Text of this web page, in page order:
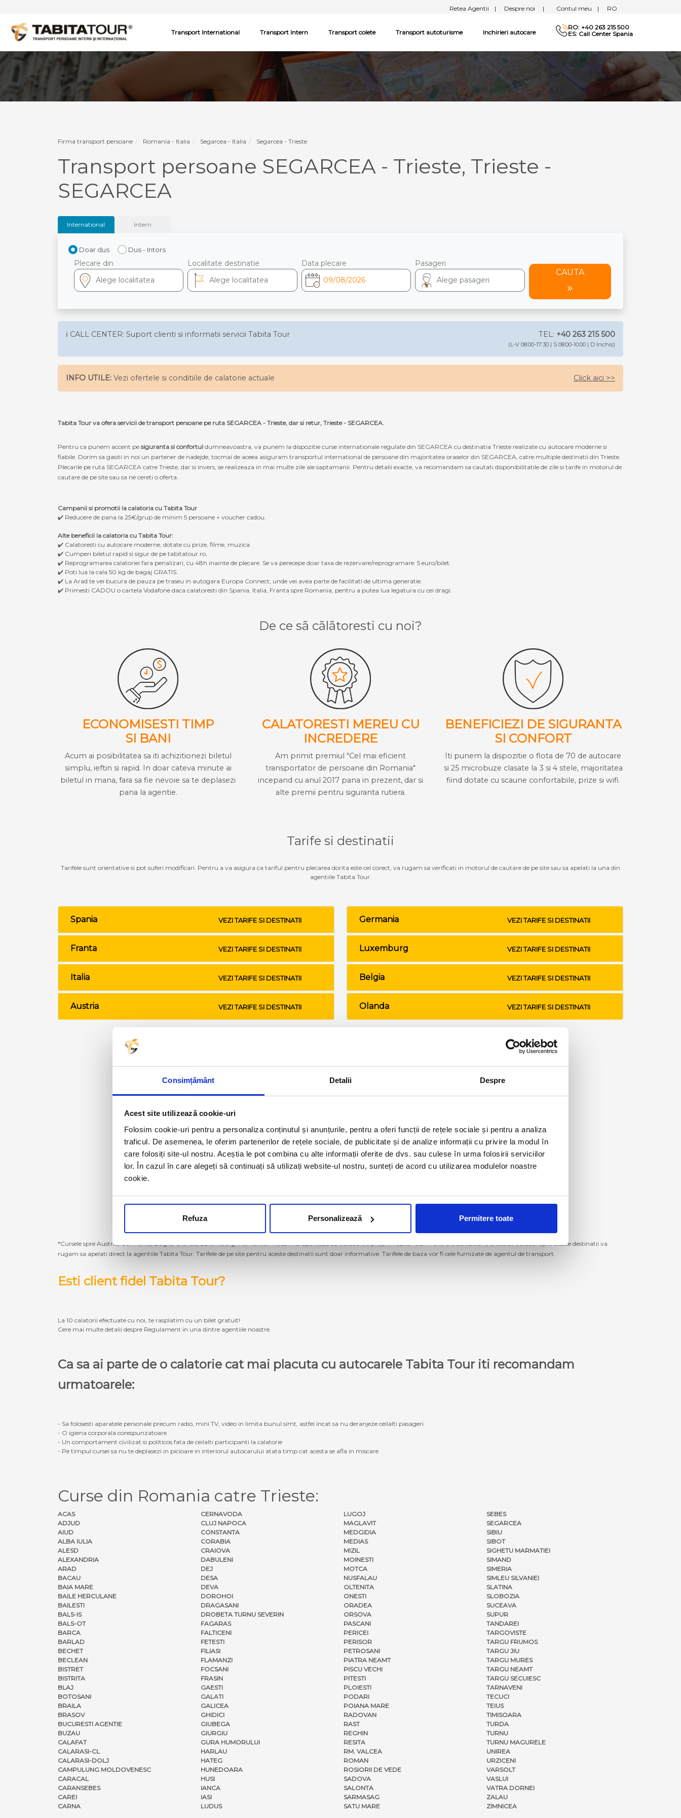
Consimțământ Detalii Despre
Acest site utilizează cookie-uri
Folosim cookie-uri pentru a personaliza conținutul și anunțurile, pentru a oferi funcții de rețele sociale și pentru a analiza
traficul. De asemenea, le oferim partenerilor de rețele sociale, de publicitate și de analize informații cu privire la modul în
care folosiți site-ul nostru. Aceștia le pot combina cu alte informații oferite de dvs. sau culese în urma folosirii serviciilor
lor. În cazul în care alegeți să continuați să utilizați website-ul nostru, sunteți de acord cu utilizarea modulelor noastre
cookie.
Refuza Personalizează Permitere toate
Retea Agentii | Despre noi | Contul meu | RO
Transport International Transport Intern Transport colete Transport autoturisme Inchirieri autocare
RO: +40 263 215 500
ES: Call Center Spania
Firma transport persoane Romania - Italia Segarcea - Italia Segarcea - Trieste
Transport persoane SEGARCEA - Trieste, Trieste -
SEGARCEA
International Intern
Doar dus Dus - Intors
Plecare din Localitate destinatie Data plecare Pasageri
CAUTA
ℹ️ CALL CENTER: Suport clienti si informatii servicii Tabita Tour TEL: +40 263 215 500
(L-V 08:00-17:30 | S 08:00-10:00 | D Inchis)
INFO UTILE: Vezi ofertele si conditiile de calatorie actuale Click aici >>
Tabita Tour va ofera servicii de transport persoane pe ruta SEGARCEA - Trieste, dar si retur, Trieste - SEGARCEA.
Pentru ca punem accent pe siguranta si confortul dumneavoastra, va punem la dispozitie curse internationale regulate din SEGARCEA cu destinatia Trieste realizate cu autocare moderne si
fiabile. Dorim sa gasiti in noi un partener de nadejde, tocmai de aceea asiguram transportul international de persoane din majoritatea oraselor din SEGARCEA, catre multiple destinatii din Trieste.
Plecarile pe ruta SEGARCEA catre Trieste, dar si invers, se realizeaza in mai multe zile ale saptamanii. Pentru detalii exacte, va recomandam sa cautati disponibilitatile de zile si tarife in motorul de
cautare de pe site sau sa ne cereti o oferta.
Campanii si promotii la calatoria cu Tabita Tour
✔️ Reducere de pana la 25€/grup de minim 5 persoane + voucher cadou.
Alte beneficii la calatoria cu Tabita Tour:
✔️ Calatoresti cu autocare moderne, dotate cu prize, filme, muzica.
✔️ Cumperi biletul rapid si sigur de pe tabitatour.ro.
✔️ Reprogramarea calatoriei fara penalizari, cu 48h inainte de plecare. Se va perecepe doar taxa de rezervare/reprogramare: 5 euro/bilet.
✔️ Poti lua la cala 50 kg de bagaj GRATIS.
✔️ La Arad te vei bucura de pauza pe traseu in autogara Europa Connect, unde vei avea parte de facilitati de ultima generatie.
✔️ Primesti CADOU o cartela Vodafone daca calatoresti din Spania, Italia, Franta spre Romania, pentru a putea lua legatura cu cei dragi.
De ce sã cãlãtoresti cu noi?
ECONOMISESTI TIMP
SI BANI
Acum ai posibilitatea sa iti achizitionezi biletul
simplu, ieftin si rapid. In doar cateva minute ai
biletul in mana, fara sa fie nevoie sa te deplasezi
pana la agentie.
CALATORESTI MEREU CU
INCREDERE
Am primit premiul "Cel mai eficient
transportator de persoane din Romania"
incepand cu anul 2017 pana in prezent, dar si
alte premii pentru siguranta rutiera.
BENEFICIEZI DE SIGURANTA
SI CONFORT
Iti punem la dispozitie o flota de 70 de autocare
si 25 microbuze clasate la 3 si 4 stele, majoritatea
fiind dotate cu scaune confortabile, prize si wifi.
Tarife si destinatii
Tarifele sunt orientative si pot suferi modificari. Pentru a va asigura ca tariful pentru plecarea dorita este cel corect, va rugam sa verificati in motorul de cautare de pe site sau sa apelati la una din
agentiile Tabita Tour.
Spania VEZI TARIFE SI DESTINATII
Franta VEZI TARIFE SI DESTINATII
Italia VEZI TARIFE SI DESTINATII
Austria VEZI TARIFE SI DESTINATII
Germania VEZI TARIFE SI DESTINATII
Luxemburg VEZI TARIFE SI DESTINATII
Belgia VEZI TARIFE SI DESTINATII
Olanda VEZI TARIFE SI DESTINATII
*Cursele spre Austria, Germania, Belgia, Olanda, Luxemburg momentan nu se mai operează cu autocarele proprii Tabita Tour. Pentru a achizitiona bilete de autocar spre aceste destinatii va
rugam sa apelati direct la agentiile Tabita Tour. Tarifele de pe site pentru aceste destinatii sunt doar informative. Tarifele de baza vor fi cele furnizate de agentul de transport.
Esti client fidel Tabita Tour?
La 10 calatorii efectuate cu noi, te rasplatim cu un bilet gratuit!
Cere mai multe detalii despre Regulament in una dintre agentiile noastre.
Ca sa ai parte de o calatorie cat mai placuta cu autocarele Tabita Tour iti recomandam
urmatoarele:
- Sa folosesti aparatele personale precum radio, mini TV, video in limita bunul simt, astfel incat sa nu deranjeze ceilalti pasageri.
- O igiena corporala corespunzatoare
- Un comportament civilizat si politicos fata de ceilalti participanti la calatorie
- Pe timpul cursei sa nu te deplasezi in picioare in interiorul autocarului atata timp cat acesta se afla in miscare
Curse din Romania catre Trieste:
ACAS
ADJUD
AIUD
ALBA IULIA
ALESD
ALEXANDRIA
ARAD
BACAU
BAIA MARE
BAILE HERCULANE
BAILESTI
BALS-IS
BALS-OT
BARCA
BARLAD
BECHET
BECLEAN
BISTRET
BISTRITA
BLAJ
BOTOSANI
BRAILA
BRASOV
BUCURESTI AGENTIE
BUZAU
CALAFAT
CALARASI-CL
CALARASI-DOLJ
CAMPULUNG MOLDOVENESC
CARACAL
CARANSEBES
CAREI
CARNA
CERNAVODA
CLUJ NAPOCA
CONSTANTA
CORABIA
CRAIOVA
DABULENI
DEJ
DESA
DEVA
DOROHOI
DRAGASANI
DROBETA TURNU SEVERIN
FAGARAS
FALTICENI
FETESTI
FILIASI
FLAMANZI
FOCSANI
FRASIN
GAESTI
GALATI
GALICEA
GHIDICI
GIUBEGA
GIURGIU
GURA HUMORULUI
HARLAU
HATEG
HUNEDOARA
HUSI
IANCA
IASI
LUDUS
LUGOJ
MAGLAVIT
MEDGIDIA
MEDIAS
MIZIL
MOINESTI
MOTCA
NUSFALAU
OLTENITA
ONESTI
ORADEA
ORSOVA
PASCANI
PERICEI
PERISOR
PETROSANI
PIATRA NEAMT
PISCU VECHI
PITESTI
PLOIESTI
PODARI
POIANA MARE
RADOVAN
RAST
REGHIN
RESITA
RM. VALCEA
ROMAN
ROSIORII DE VEDE
SADOVA
SALONTA
SARMASAG
SATU MARE
SEBES
SEGARCEA
SIBIU
SIBOT
SIGHETU MARMATIEI
SIMAND
SIMERIA
SIMLEU SILVANIEI
SLATINA
SLOBOZIA
SUCEAVA
SUPUR
TANDAREI
TARGOVISTE
TARGU FRUMOS
TARGU JIU
TARGU MURES
TARGU NEAMT
TARGU SECUIESC
TARNAVENI
TECUCI
TEIUS
TIMISOARA
TURDA
TURNU
TURNU MAGURELE
UNIREA
URZICENI
VARSOLT
VASLUI
VATRA DORNEI
ZALAU
ZIMNICEA